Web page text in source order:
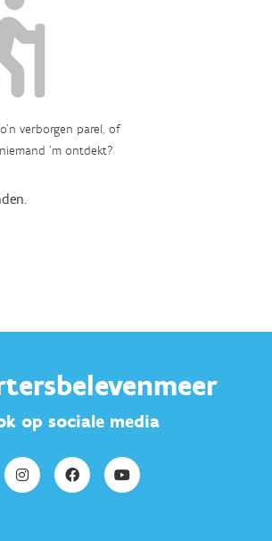
verborgen parel, of
‘m ontdekt?
op sociale media